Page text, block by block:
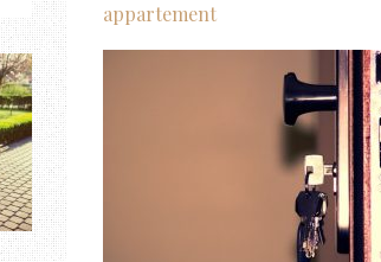
appartement